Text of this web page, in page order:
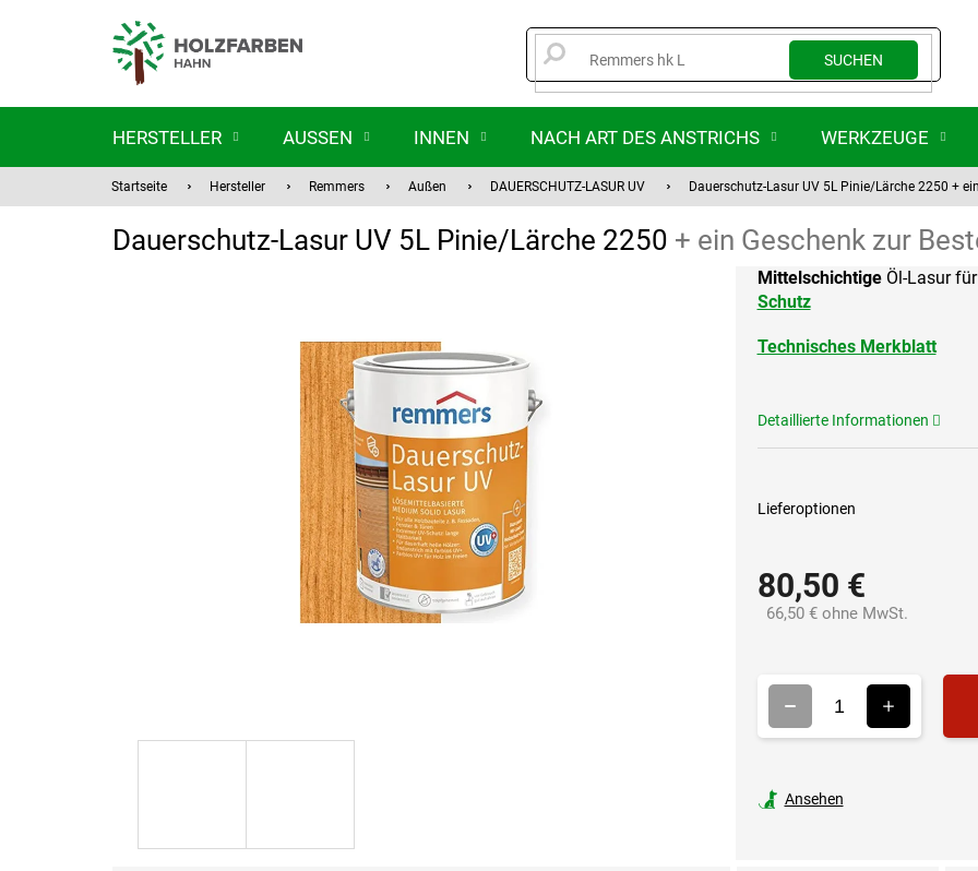
SUCHEN
HERSTELLER AUSSEN INNEN NACH ART DES ANSTRICHS WERKZEUGE
Startseite Hersteller Remmers Außen DAUERSCHUTZ-LASUR UV Dauerschutz-Lasur UV 5L Pinie/Lärche 2250 +
Dauerschutz-Lasur UV 5L Pinie/Lärche 2250 + ein Geschenk zur
80,50 €
66,50 € ohne MwSt.
Lieferoptionen
MittelschichtigeÖl-Lasur
Schutz
Technisches Merkblatt
Detaillierte Informationen
Ansehen